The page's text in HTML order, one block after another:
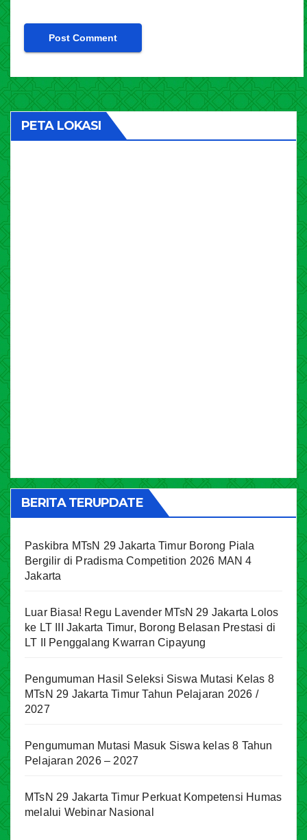
PETA LOKASI
BERITA TERUPDATE
Paskibra MTsN 29 Jakarta Timur Borong Piala
Bergilir di Pradisma Competition 2026 MAN 4
Jakarta
Luar Biasa! Regu Lavender MTsN 29 Jakarta Lolos
ke LT III Jakarta Timur, Borong Belasan Prestasi di
LT II Penggalang Kwarran Cipayung
Pengumuman Hasil Seleksi Siswa Mutasi Kelas 8
MTsN 29 Jakarta Timur Tahun Pelajaran 2026 /
2027
Pengumuman Mutasi Masuk Siswa kelas 8 Tahun
Pelajaran 2026 – 2027
MTsN 29 Jakarta Timur Perkuat Kompetensi Humas
melalui Webinar Nasional